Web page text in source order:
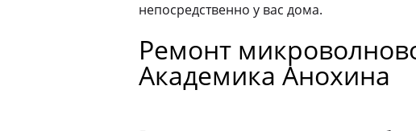
непосредственно у вас дома.
Ремонт
Академика Анохина